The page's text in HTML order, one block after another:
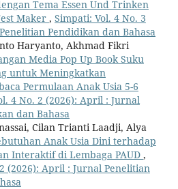
Tema Essen Und Trinken
Maker , Simpati: Vol. 4 No. 3
Pendidikan dan Bahasa
Haryanto, Akhmad Fikri
Media Pop Up Book Suku
untuk Meningkatkan
Permulaan Anak Usia 5-6
4 No. 2 (2026): April : Jurnal
dan Bahasa
Cilan Trianti Laadji, Alya
Anak Usia Dini terhadap
Interaktif di Lembaga PAUD ,
(2026): April : Jurnal Penelitian